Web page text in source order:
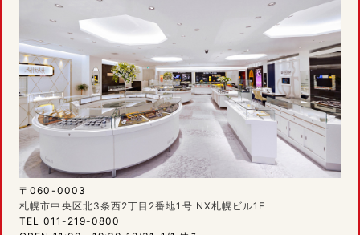
〒060-0003
札幌市中央区北3条西2丁目2番地1号 NX札幌ビル1F
TEL 011-219-0800